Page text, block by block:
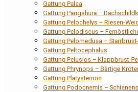
Gattung Palea
Gattung Pangshura –
Gattung Pelochelys – Riesen-
Gattung Pelodiscus –
Gattung Pelomedusa –
Gattung Peltocephalus
Gattung Pelusios – Klappbrust-
Gattung Phrynops – Bärtige
Gattung Platysternon
Gattung Podocnemis –